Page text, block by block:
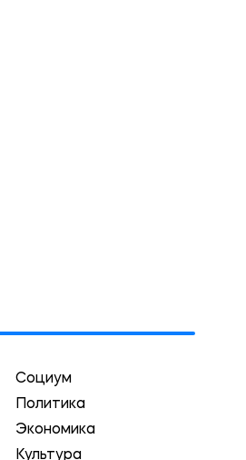
Социум
Политика
Экономика
Культура